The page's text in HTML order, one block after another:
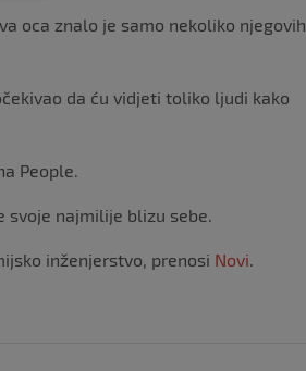
oca znalo je samo nekoliko njegovih
da ću vidjeti toliko ljudi kako
People.
svoje najmilije blizu sebe.
inženjerstvo, prenosi Novi.